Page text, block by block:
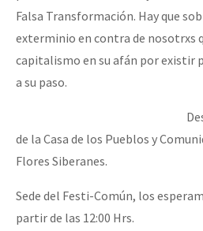
Falsa Transformación. Hay que
exterminio en contra de nosotrxs
capitalismo en su afán por existir
a su paso.
Desde el
de la Casa de los Pueblos y
Flores Siberanes.
Sede del Festi-Común, los
partir de las 12:00 Hrs.